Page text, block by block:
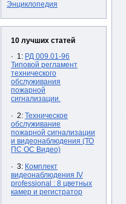
Энциклопедия
10 лучших статей
· 1: РД 009.01-96
Типовой регламент
технического
обслуживания
пожарной
сигнализации.
· 2: Техническое
обслуживание
пожарной сигнализации
и видеонаблюдения (ТО
ПС ОС Видео)
· 3: Комплект
видеонаблюдения IV
professional : 8 цветных
камер и регистратор